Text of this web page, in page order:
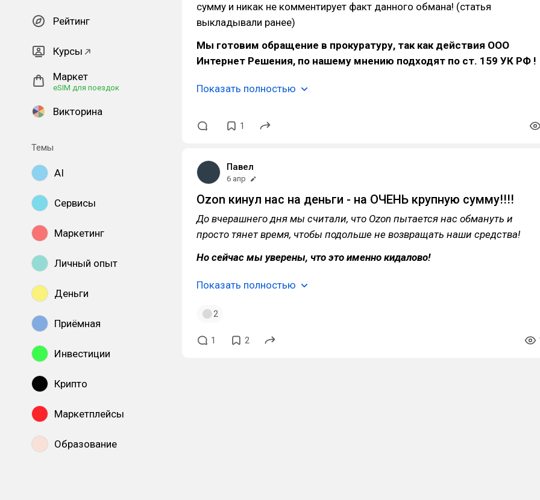
Рейтинг
Курсы
Маркет
eSIM для поездок
Викторина
Темы
AI
Сервисы
Маркетинг
Личный опыт
Деньги
Приёмная
Инвестиции
Крипто
Маркетплейсы
Образование
сумму и никак не комментирует факт данного обмана! (статья
выкладывали ранее)
Мы готовим обращение в прокуратуру, так как действия ООО
Интернет Решения, по нашему мнению подходят по ст. 159 УК РФ !
Показать полностью
1
Павел
6 апр
Ozon кинул нас на деньги - на ОЧЕНЬ крупную сумму!!!!
До вчерашнего дня мы считали, что Ozon пытается нас обмануть и
просто тянет время, чтобы подольше не возвращать наши средства!
Но сейчас мы уверены, что это именно кидалово!
Показать полностью
2
1 2